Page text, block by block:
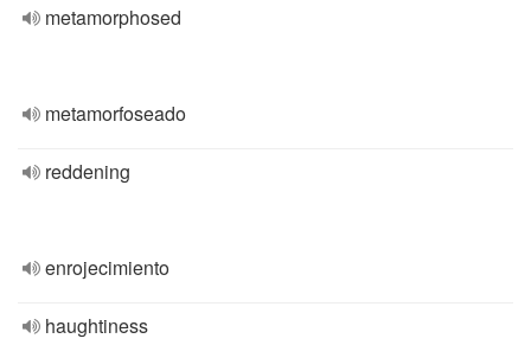
metamorphosed
metamorfoseado
reddening
enrojecimiento
haughtiness